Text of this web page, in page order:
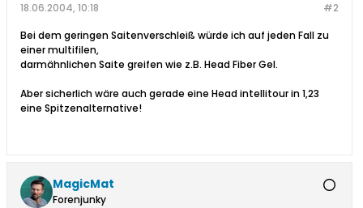
#2
18.06.2004, 10:18
Bei dem geringen Saitenverschleiß würde ich auf jeden Fall zu
einer multifilen,
darmähnlichen Saite greifen wie z.B. Head Fiber Gel.
Aber sicherlich wäre auch gerade eine Head intellitour in 1,23
eine Spitzenalternative!
MagicMat
Forenjunky